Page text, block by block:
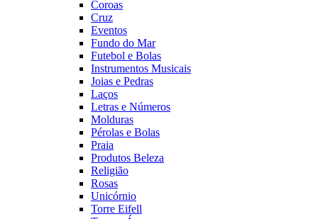
Coroas
Cruz
Eventos
Fundo do Mar
Futebol e Bolas
Instrumentos Musicais
Joias e Pedras
Laços
Letras e Números
Molduras
Pérolas e Bolas
Praia
Produtos Beleza
Religião
Rosas
Unicórnio
Torre Eifell